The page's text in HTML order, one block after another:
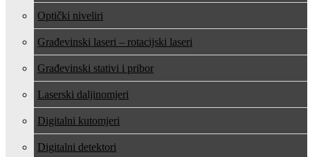
Optički niveliri
Građevinski laseri – rotacijski laseri
Građevinski stativi i pribor
Laserski daljinomjeri
Digitalni kutomjeri
Digitalni detektori